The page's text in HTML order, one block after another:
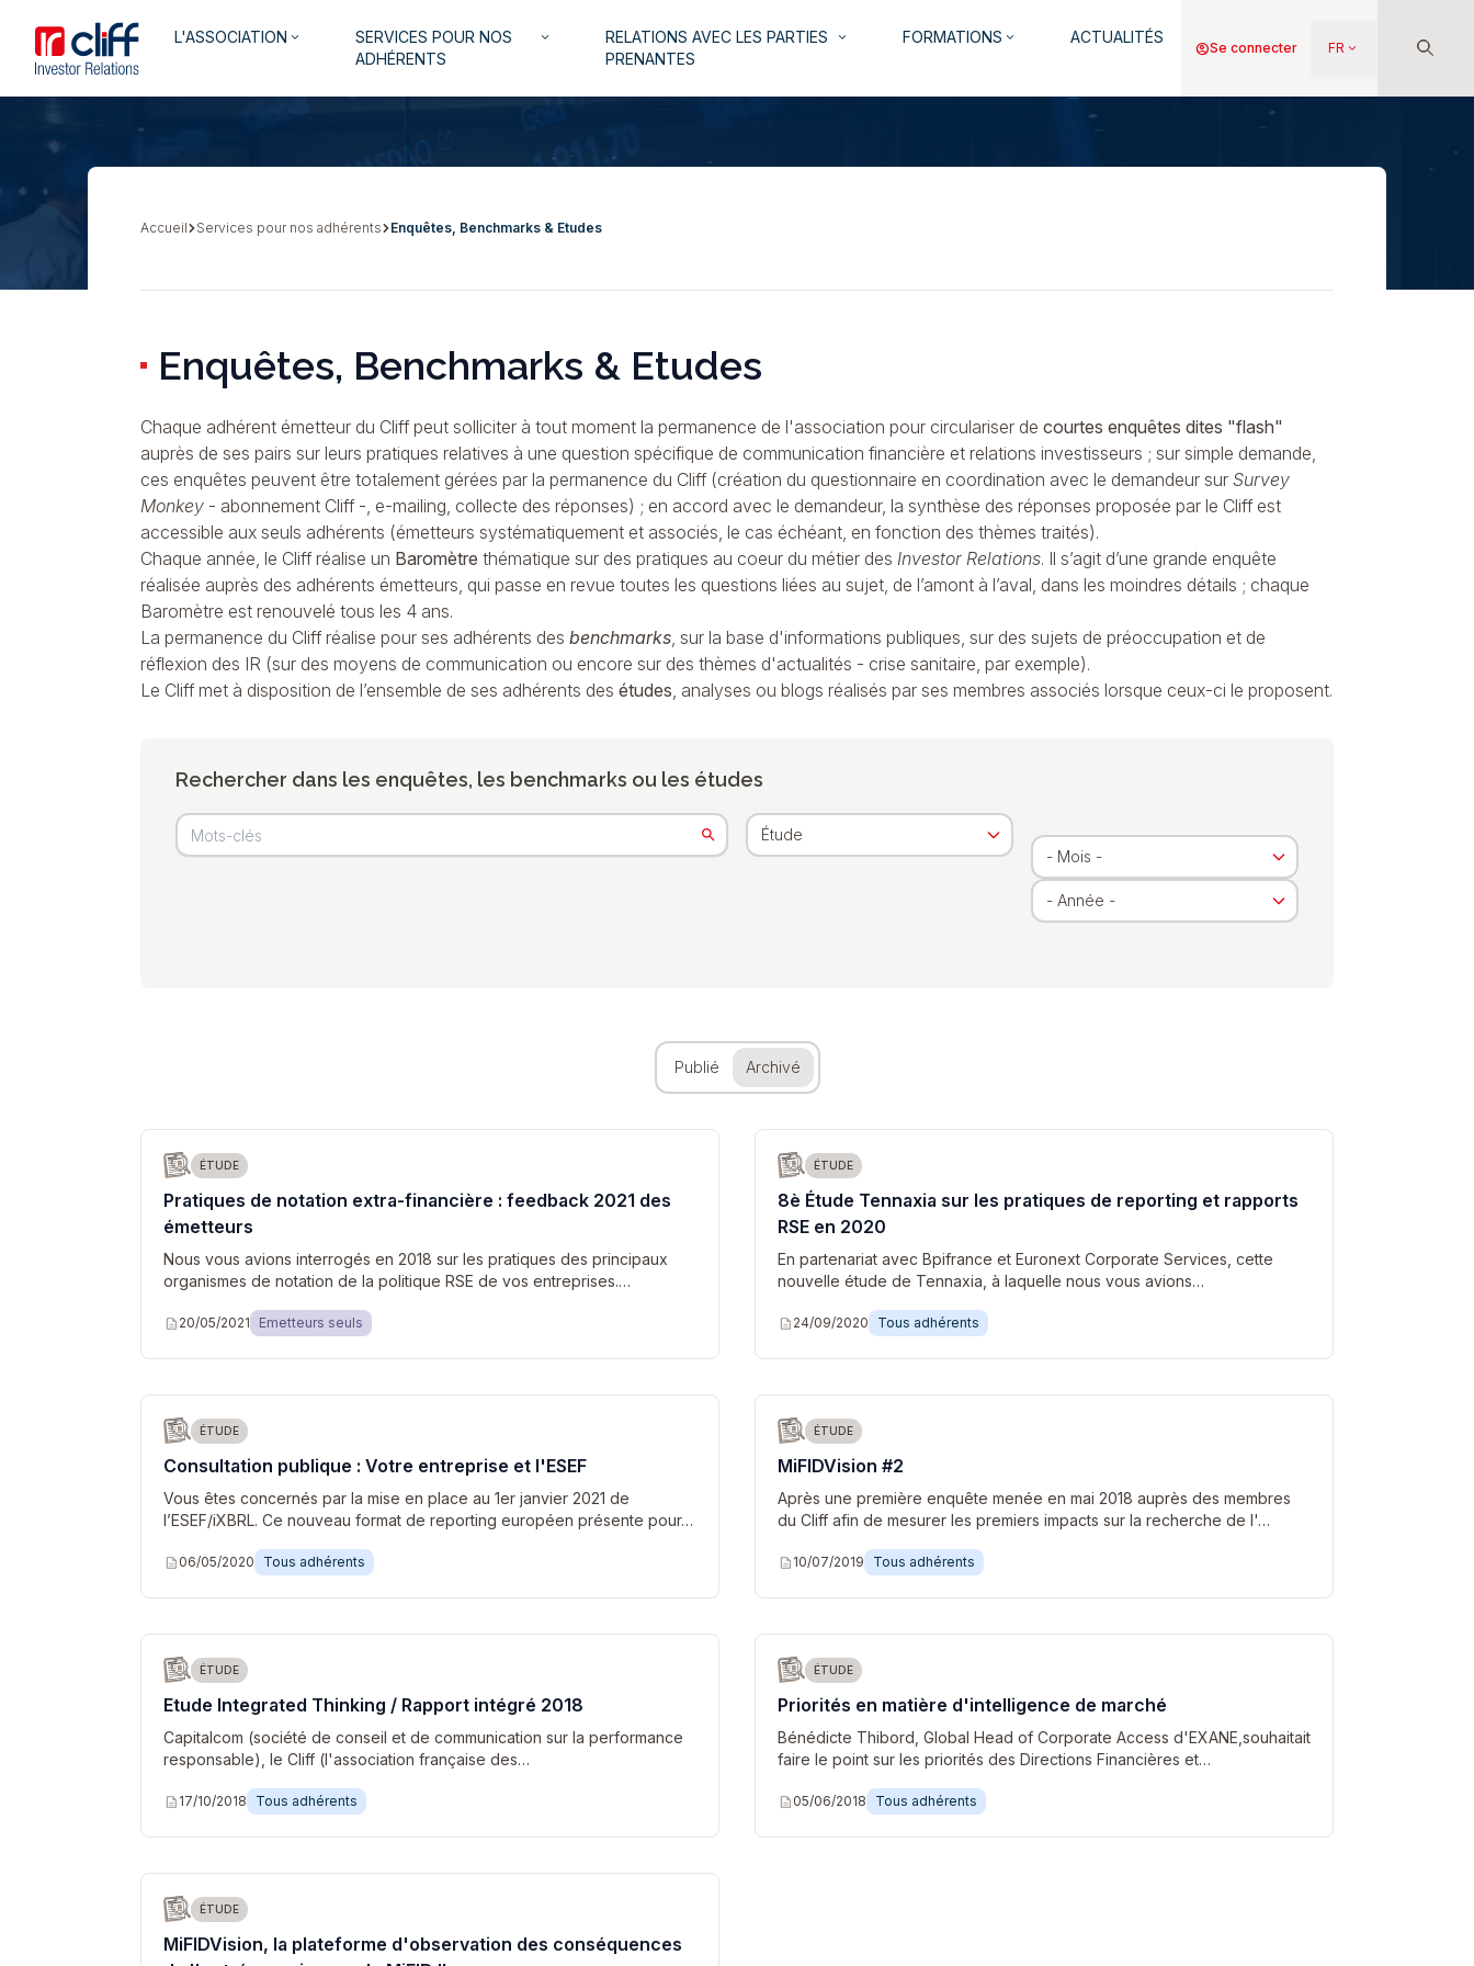
contenu
principal
Aller directement au contenu
Navigation
L'ASSOCIATION keyboard_arrow_down
SERVICES POUR NOS
ADHÉRENTS
keyboard_arrow_down
RELATIONS AVEC LES PARTIES
PRENANTES
keyboard_arrow_down FORMATIONS keyboard_arrow_down ACTUALITÉS
Menu
compte
account_circleSe connecter FR keyboard_arrow_down
Fil
Accueil Services pour nos adhérents Enquêtes, Benchmarks & Etudes
Enquêtes, Benchmarks & Etudes
Chaque adhérent émetteur du Cliff peut solliciter à tout moment la permanence de l'association pour circulariser de courtes enquêtes dites "flash"
auprès de ses pairs sur leurs pratiques relatives à une question spécifique de communication financière et relations investisseurs ; sur simple demande,
ces enquêtes peuvent être totalement gérées par la permanence du Cliff (création du questionnaire en coordination avec le demandeur sur Survey
Monkey - abonnement Cliff -, e-mailing, collecte des réponses) ; en accord avec le demandeur, la synthèse des réponses proposée par le Cliff est
accessible aux seuls adhérents (émetteurs systématiquement et associés, le cas échéant, en fonction des thèmes traités).
Chaque année, le Cliff réalise un Baromètre thématique sur des pratiques au coeur du métier des Investor Relations. Il s’agit d’une grande enquête
réalisée auprès des adhérents émetteurs, qui passe en revue toutes les questions liées au sujet, de l’amont à l’aval, dans les moindres détails ; chaque
Baromètre est renouvelé tous les 4 ans.
La permanence du Cliff réalise pour ses adhérents des benchmarks, sur la base d'informations publiques, sur des sujets de préoccupation et de
réflexion des IR (sur des moyens de communication ou encore sur des thèmes d'actualités - crise sanitaire, par exemple).
Le Cliff met à disposition de l’ensemble de ses adhérents des études, analyses ou blogs réalisés par ses membres associés lorsque ceux-ci le proposent.
Rechercher dans les enquêtes, les benchmarks ou les études
Publié Archivé
ÉTUDE
Pratiques de notation extra-financière : feedback 2021 des
émetteurs
Nous vous avions interrogés en 2018 sur les pratiques des principaux
organismes de notation de la politique RSE de vos entreprises.…
description 20/05/2021 Emetteurs seuls
ÉTUDE
8è Étude Tennaxia sur les pratiques de reporting et rapports
RSE en 2020
En partenariat avec Bpifrance et Euronext Corporate Services, cette
nouvelle étude de Tennaxia, à laquelle nous vous avions…
description 24/09/2020 Tous adhérents
ÉTUDE
Consultation publique : Votre entreprise et l'ESEF
Vous êtes concernés par la mise en place au 1er janvier 2021 de
l’ESEF/iXBRL. Ce nouveau format de reporting européen présente pour…
description 06/05/2020 Tous adhérents
ÉTUDE
MiFIDVision #2
Après une première enquête menée en mai 2018 auprès des membres
du Cliff afin de mesurer les premiers impacts sur la recherche de l'…
description 10/07/2019 Tous adhérents
ÉTUDE
Etude Integrated Thinking / Rapport intégré 2018
Capitalcom (société de conseil et de communication sur la performance
responsable), le Cliff (l'association française des…
description 17/10/2018 Tous adhérents
ÉTUDE
Priorités en matière d'intelligence de marché
Bénédicte Thibord, Global Head of Corporate Access d'EXANE,souhaitait
faire le point sur les priorités des Directions Financières et…
description 05/06/2018 Tous adhérents
ÉTUDE
MiFIDVision, la plateforme d'observation des conséquences